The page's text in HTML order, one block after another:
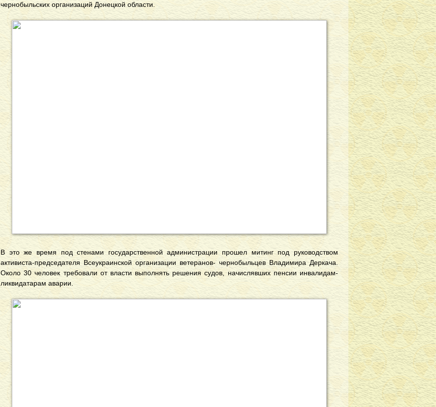
чернобыльских организаций Донецкой области.
В это же время под стенами государственной администрации прошел митинг под руководством
активиста-председателя Всеукраинской организации ветеранов- чернобыльцев Владимира Деркача.
Около 30 человек требовали от власти выполнять решения судов, начислявших пенсии инвалидам-
ликвидатарам аварии.